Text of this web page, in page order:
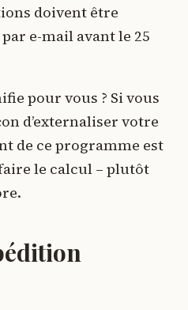
doivent être
e-mail avant le 25
pour vous ? Si vous
d’externaliser votre
de ce programme est
le calcul – plutôt